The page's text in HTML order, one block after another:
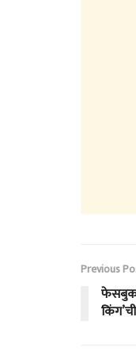
Previous
फेसबुक